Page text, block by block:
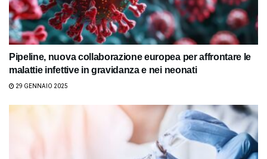
Pipeline, nuova collaborazione europea per affrontare le
malattie infettive in gravidanza e nei neonati
29 GENNAIO 2025